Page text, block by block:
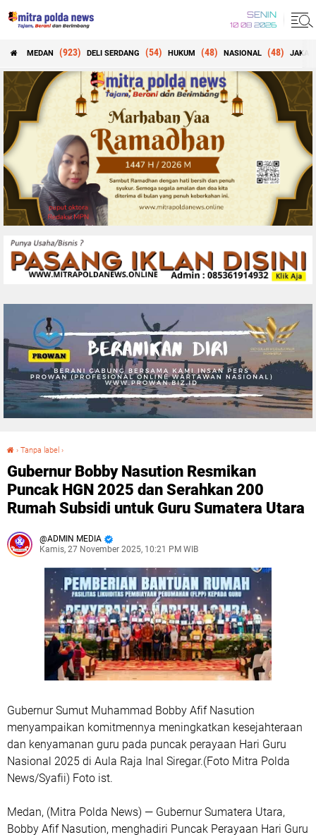
SENIN
10 08 2026
MEDAN (923) DELI SERDANG (54) HUKUM (48) NASIONAL (48)
› Tanpa label ›
Gubernur Bobby Nasution Resmikan
Puncak HGN 2025 dan Serahkan 200
Rumah Subsidi untuk Guru Sumatera Utara
ADMIN MEDIA
Kamis, 27 November 2025, 10:21 PM WIB
Gubernur Sumut Muhammad Bobby Afif Nasution
menyampaikan komitmennya meningkatkan kesejahteraan
dan kenyamanan guru pada puncak perayaan Hari Guru
Nasional 2025 di Aula Raja Inal Siregar.(Foto Mitra Polda
News/Syafii) Foto ist.
Medan, (Mitra Polda News) — Gubernur Sumatera Utara,
Bobby Afif Nasution, menghadiri Puncak Perayaan Hari Guru